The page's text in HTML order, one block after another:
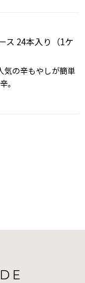
ス 24本入り（1ケ
気の辛もやしが簡単
。